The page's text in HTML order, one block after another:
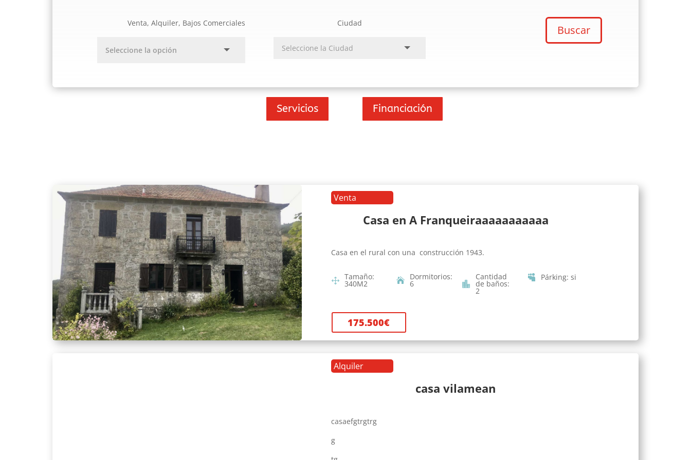
Venta, Alquiler, Bajos Comerciales Ciudad
Buscar
Servicios Financiación
Venta
Casa en A Franqueiraaaaaaaaaaa
Casa en el rural con una construcción 1943.
Tamaño:
340M2
Dormitorios:
6
Cantidad
de baños:
2
Párking:si
175.500€
Alquiler
casa vilamean
casaefgtrgtrg
g